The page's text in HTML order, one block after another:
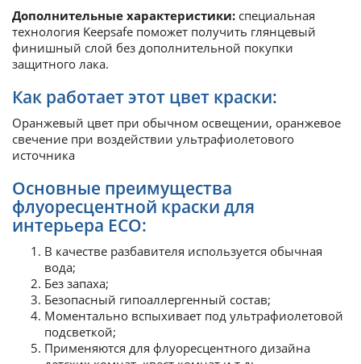
Дополнительные характеристики: специальная
технология Keepsafe поможет получить глянцевый
финишный слой без дополнительной покупки
защитного лака.
Как работает этот цвет краски:
Оранжевый цвет при обычном освещении, оранжевое
свечение при воздействии ультрафиолетового
источника
Основные преимущества
флуоресцентной краски для
интерьера ECO:
В качестве разбавителя используется обычная
вода;
Без запаха;
Безопасный гипоаллергенный состав;
Моментально вспыхивает под ультрафиолетовой
подсветкой;
Применяются для флуоресцентного дизайна